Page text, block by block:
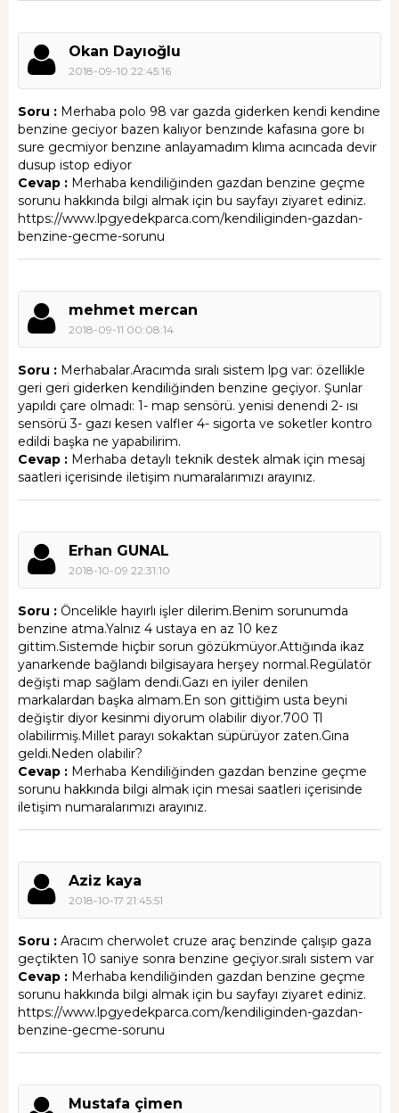
Okan Dayıoğlu
2018-09-10 22:45:16
Soru : Merhaba polo 98 var gazda giderken kendi kendine
benzine geciyor bazen kalıyor benzınde kafasına gore bı
sure gecmiyor benzıne anlayamadım klıma acıncada devir
dusup istop ediyor
Cevap : Merhaba kendiliğinden gazdan benzine geçme
sorunu hakkında bilgi almak için bu sayfayı ziyaret ediniz.
https://www.lpgyedekparca.com/kendiliginden-gazdan-
benzine-gecme-sorunu
mehmet mercan
2018-09-11 00:08:14
Soru : Merhabalar.Aracımda sıralı sistem lpg var: özellikle
geri geri giderken kendiliğinden benzine geçiyor. Şunlar
yapıldı çare olmadı: 1- map sensörü. yenisi denendi 2- ısı
sensörü 3- gazı kesen valfler 4- sigorta ve soketler kontro
edildi başka ne yapabilirim.
Cevap : Merhaba detaylı teknik destek almak için mesaj
saatleri içerisinde iletişim numaralarımızı arayınız.
Erhan GUNAL
2018-10-09 22:31:10
Soru : Öncelikle hayırlı işler dilerim.Benim sorunumda
benzine atma.Yalnız 4 ustaya en az 10 kez
gittim.Sistemde hiçbir sorun gözükmüyor.Attığında ikaz
yanarkende bağlandı bilgisayara herşey normal.Regülatör
değişti map sağlam dendi.Gazı en iyiler denilen
markalardan başka almam.En son gittiğim usta beyni
değiştir diyor kesinmi diyorum olabilir diyor.700 Tl
olabilirmiş.Millet parayı sokaktan süpürüyor zaten.Gına
geldi.Neden olabilir?
Cevap : Merhaba Kendiliğinden gazdan benzine geçme
sorunu hakkında bilgi almak için mesai saatleri içerisinde
iletişim numaralarımızı arayınız.
Aziz kaya
2018-10-17 21:45:51
Soru : Aracım cherwolet cruze araç benzinde çalışıp gaza
geçtikten 10 saniye sonra benzine geçiyor.sıralı sistem var
Cevap : Merhaba kendiliğinden gazdan benzine geçme
sorunu hakkında bilgi almak için bu sayfayı ziyaret ediniz.
https://www.lpgyedekparca.com/kendiliginden-gazdan-
benzine-gecme-sorunu
Mustafa çimen